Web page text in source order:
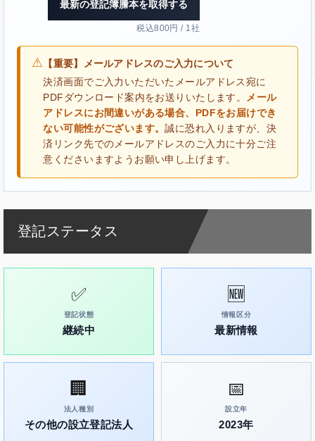
最新の登記簿謄本を取得する
税込800円 / 1社
⚠ 【重要】メールアドレスのご入力について
決済画面でご入力いただいたメールアドレス宛に
PDFダウンロード案内をお送りいたします。
メール
アドレスにお間違いがある場合、PDFをお届けでき
ない可能性がございます。誠に恐れ入りますが、決
済リンク先でのメールアドレスのご入力に十分ご注
意くださいますようお願い申し上げます。
登記ステータス
✅
登記状態
継続中
🆕
情報区分
最新情報
🏢
法人種別
その他の設立登記法人
📅
設立年
2023年